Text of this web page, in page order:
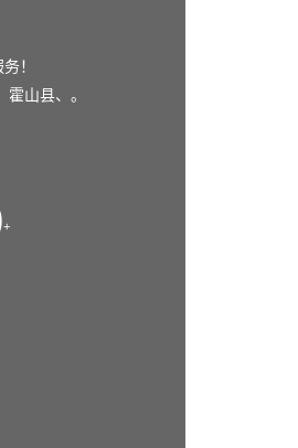
！
霍山县、。
+